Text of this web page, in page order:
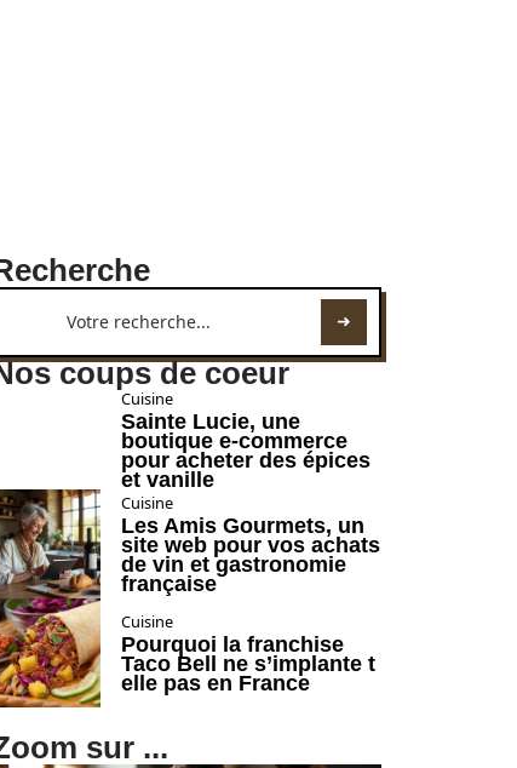
coups de coeur
Cuisine
Sainte Lucie, une
boutique e-commerce
pour acheter des épices
et vanille
Cuisine
Les Amis Gourmets, un
site web pour vos achats
de vin et gastronomie
française
Cuisine
Pourquoi la franchise
Taco Bell ne s’implante t
elle pas en France
sur ...